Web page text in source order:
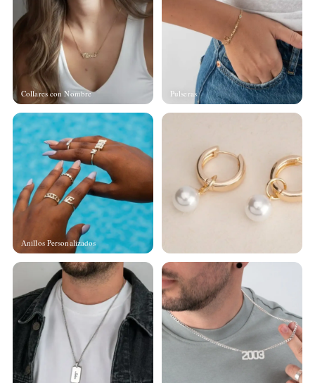
Collares con Nombre Pulseras
Anillos Personalizados